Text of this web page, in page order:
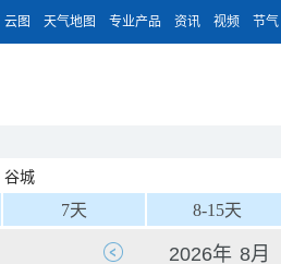
云图 天气地图 专业产品 资讯 视频 节气
谷城
7天 8-15天